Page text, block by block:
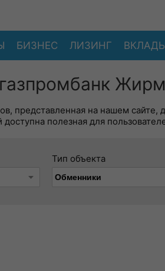
БИЗНЕС ЛИЗИНГ
представленная на нашем
полезная для
Тип объекта